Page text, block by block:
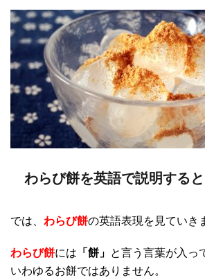
わらび餅を英語で説明すると
では、 わらび餅の英語表現を見ていき
わらび餅には 「餅」 と言う言葉が入っ
いわゆるお餅ではありません。